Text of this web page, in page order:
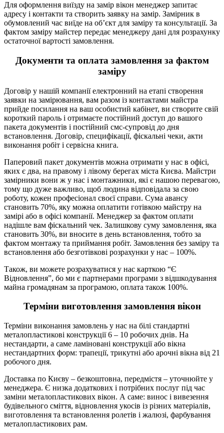
Для оформлення виїзду на замір вікон менеджер запитає
адресу і контакти та створить заявку на замір. Замірник в
обумовлений час виїде на об’єкт для заміру та консультації. За
фактом заміру майстер передає менеджеру дані для розрахунку
остаточної вартості замовлення.
Документи та оплата замовлення за фактом
заміру
Договір у нашій компанії електронний на етапі створення
заявки на замірювання, вам разом із контактами майстра
прийде посилання на ваш особистий кабінет, ви створите свій
короткий пароль і отримаєте постійний доступ до вашого
пакета документів і постійний смс-супровід до дня
встановлення. Договір, специфікації, фіскальні чеки, акти
виконання робіт і сервісна книга.
Паперовий пакет документів можна отримати у нас в офісі,
яких є два, на правому і лівому берегах міста Києва. Майстри
замірники вони ж у нас і монтажники, які є нашою перевагою,
тому що дуже важливо, щоб людина відповідала за свою
роботу, кожен професіонал своєї справи. Сума авансу
становить 70%, яку можна оплатити готівкою майстру на
замірі або в офісі компанії. Менеджер за фактом оплати
надішле вам фіскальний чек. Залишкову суму замовлення, яка
становить 30%, ви вносите в день встановлення, тобто за
фактом монтажу та приймання робіт. Замовлення без заміру та
встановлення або безготівкові розрахунки у нас – 100%.
Також, ви можете розрахуватися у нас карткою “Є
Відновлення”, бо ми є партнерами програми з відшкодування
майна громадянам за програмою, оплата також 100%.
Терміни виготовлення замовлення вікон
Терміни виконання замовлень у нас на білі стандартні
металопластикові конструкції 6 – 10 робочих днів. На
нестандарти, а саме ламіновані конструкції або вікна
нестандартних форм: трапеції, трикутні або арочні вікна від 21
робочого дня.
Доставка по Києву – безкоштовна, передмістя – уточнюйте у
менеджера. Є низка додаткових і потрібних послуг під час
заміни металопластикових вікон. А саме: винос і вивезення
будівельного сміття, відновлення укосів із різних матеріалів,
виготовлення та встановлення ролетів і жалюзі, фарбування
металопластикових рам.